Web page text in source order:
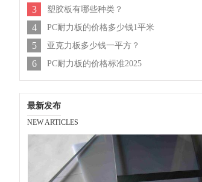
3 塑胶板有哪些种类？
4 PC耐力板的价格多少钱1平米
5 亚克力板多少钱一平方？
6 PC耐力板的价格标准2025
最新发布
NEW ARTICLES